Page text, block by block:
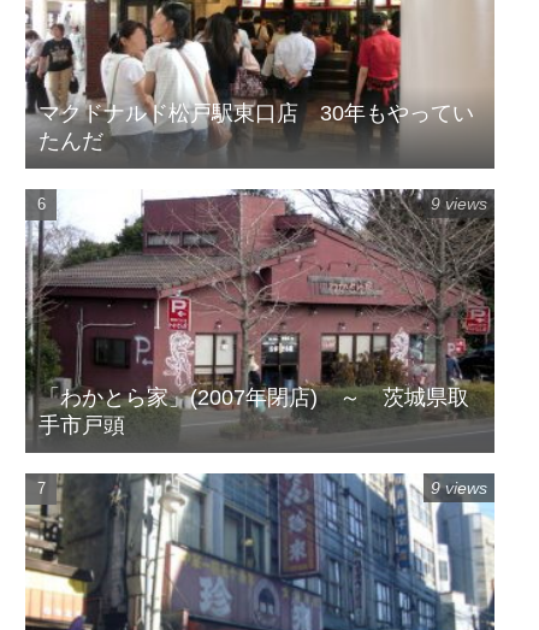
マクドナルド松戸駅東口店 30年もやってい
たんだ
「わかとら家」(2007年閉店) ～ 茨城県取
手市戸頭
9 views
9 views